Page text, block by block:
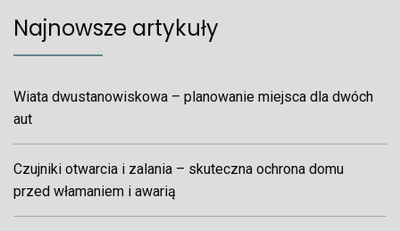
Najnowsze artykuły
Wiata dwustanowiskowa – planowanie miejsca dla dwóch
aut
Czujniki otwarcia i zalania – skuteczna ochrona domu
przed włamaniem i awarią